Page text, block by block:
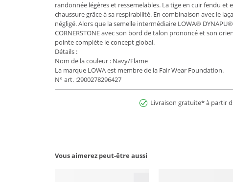
randonnée légères et ressemelables. La tige en cuir fendu et
chaussure grâce à sa respirabilité. En combinaison avec le
négligé. Alors que la semelle intermédiaire LOWA®
CORNERSTONE avec son bord de talon prononcé et son
pointe complète le concept global.
Détails :
Nom de la couleur : Navy/Flame
La marque LOWA est membre de la Fair Wear Foundation.
N° art. :2900278296427
Livraison gratuite* à partir
Vous aimerez peut-être aussi